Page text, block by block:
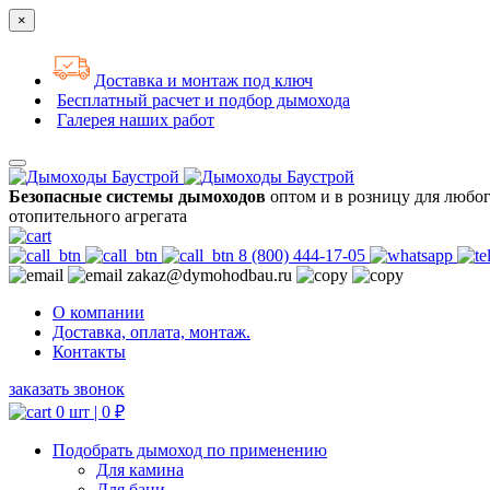
×
Доставка и монтаж под ключ
Бесплатный расчет и подбор дымохода
Галерея наших работ
Безопасные системы дымоходов оптом и в розницу для
отопительного агрегата
8 (800) 444-17-05
zakaz@dymohodbau.ru
О компании
Доставка, оплата, монтаж.
Контакты
заказать звонок
0 шт | 0 ₽
Подобрать дымоход по применению
Для камина